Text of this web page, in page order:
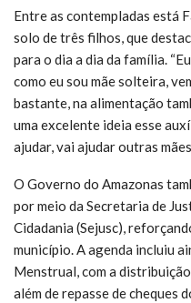
Entre as contempladas está
solo de três filhos, que
para o dia a dia da família.
como eu sou mãe solteira,
bastante, na alimentação
uma excelente ideia esse
ajudar, vai ajudar outras
O Governo do Amazonas
por meio da Secretaria de
Cidadania (Sejusc),
município. A agenda incluiu
Menstrual, com a
além de repasse de cheques